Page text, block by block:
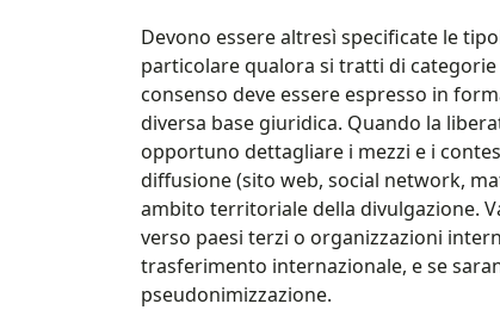
Devono essere altresì specificate le
particolare qualora si tratti di
consenso deve essere espresso in
diversa base giuridica. Quando la
opportuno dettagliare i mezzi e i
diffusione (sito web, social network,
ambito territoriale della divulgazione.
verso paesi terzi o organizzazioni
trasferimento internazionale, e se
pseudonimizzazione.